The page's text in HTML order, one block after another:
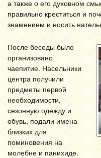
а также о его духовном
правильно креститься и
знамением и носить
После беседы было
организовано
чаепитие. Насельники
центра получили
предметы первой
необходимости,
сезонную одежду и
обувь, подали имена
близких для
поминовения на
молебне и панихиде.